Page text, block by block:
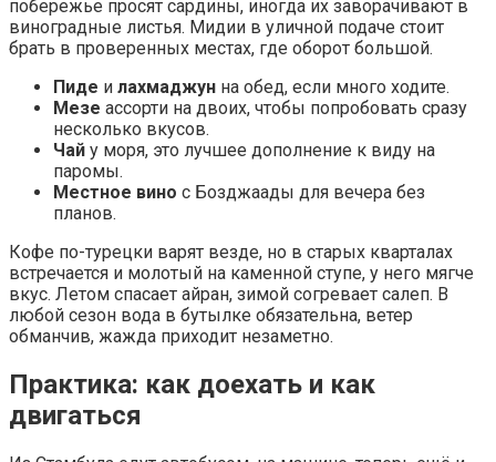
побережье просят сардины, иногда их заворачивают в
виноградные листья. Мидии в уличной подаче стоит
брать в проверенных местах, где оборот большой.
Пиде и лахмаджун на обед, если много ходите.
Мезе ассорти на двоих, чтобы попробовать сразу
несколько вкусов.
Чай у моря, это лучшее дополнение к виду на
паромы.
Местное вино с Бозджаады для вечера без
планов.
Кофе по-турецки варят везде, но в старых кварталах
встречается и молотый на каменной ступе, у него мягче
вкус. Летом спасает айран, зимой согревает салеп. В
любой сезон вода в бутылке обязательна, ветер
обманчив, жажда приходит незаметно.
Практика: как доехать и как
двигаться